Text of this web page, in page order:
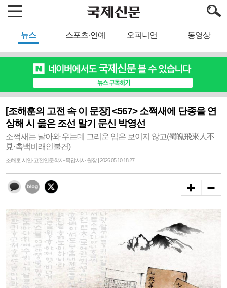
뉴스 스포츠·연예 오피니언 동영상
[조해훈의 고전 속 이 문장] <567> 소쩍새에 단종을 연
상해 시 읊은 조선 말기 문신 박영선
소쩍새는 날아와 우는데 그리운 임은 보이지 않고(蜀魄飛來人不
見·촉백비래인불견)
조해훈 시인·고전인문학자·목압서사 원장 | 2026.05.10 18:27